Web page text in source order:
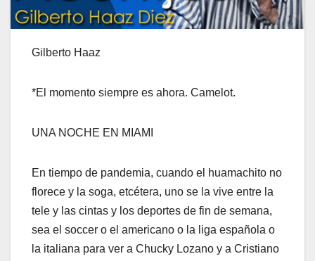
Gilberto Haaz
*El momento siempre es ahora. Camelot.
UNA NOCHE EN MIAMI
En tiempo de pandemia, cuando el huamachito no
florece y la soga, etcétera, uno se la vive entre la
tele y las cintas y los deportes de fin de semana,
sea el soccer o el americano o la liga española o
la italiana para ver a Chucky Lozano y a Cristiano